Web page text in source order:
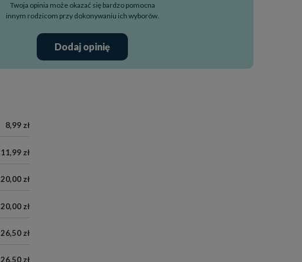
Twoja opinia może okazać się bardzo pomocna
innym rodzicom przy dokonywaniu ich wyborów.
Dodaj opinię
8,99 zł
11,99 zł
20,00 zł
20,00 zł
26,50 zł
26,50 zł